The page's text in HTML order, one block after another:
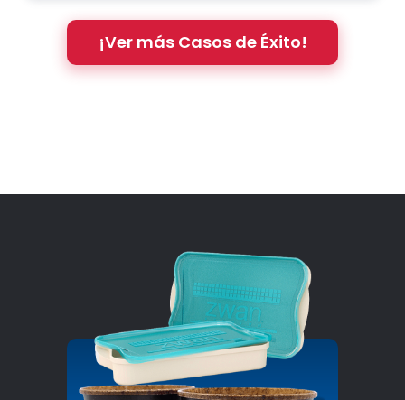
¡Ver más Casos de Éxito!